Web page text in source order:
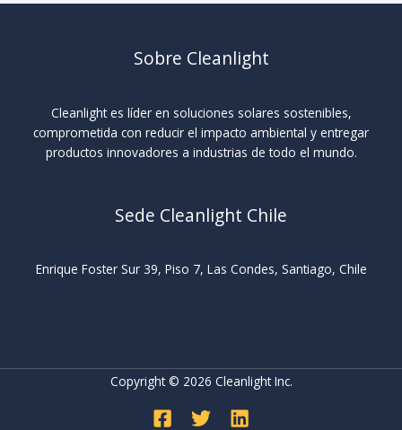
Sobre Cleanlight
Cleanlight es líder en soluciones solares sostenibles,
comprometida con reducir el impacto ambiental y entregar
productos innovadores a industrias de todo el mundo.
Sede Cleanlight Chile
Enrique Foster Sur 39, Piso 7, Las Condes, Santiago, Chile
Copyright © 2026 Cleanlight Inc.